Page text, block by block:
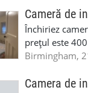
Cameră de
Închiriez
prețul este
, living room
Birmingham,
Camera de